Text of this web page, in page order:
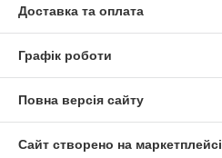
Доставка та оплата
Графік роботи
Повна версія сайту
Сайт створено на маркетплейсі